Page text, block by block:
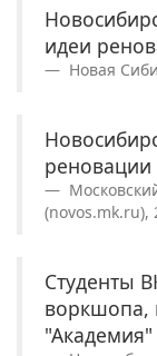
идеи
Новая
(novos.mk.ru),
Студенты
воркшопа,
"Академия"